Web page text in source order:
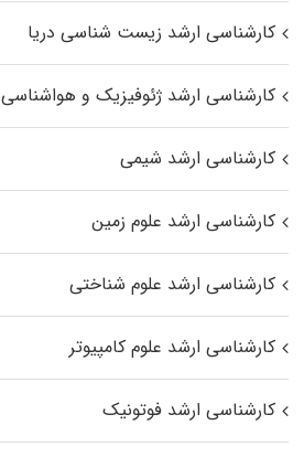
کارشناسی ارشد زیست‌ شناسی دریا
کارشناسی ارشد ژئوفیزیک و هواشناسی
کارشناسی ارشد شیمی
کارشناسی ارشد علوم زمین
کارشناسی ارشد علوم شناختی
کارشناسی ارشد علوم کامپیوتر
کارشناسی ارشد فوتونیک